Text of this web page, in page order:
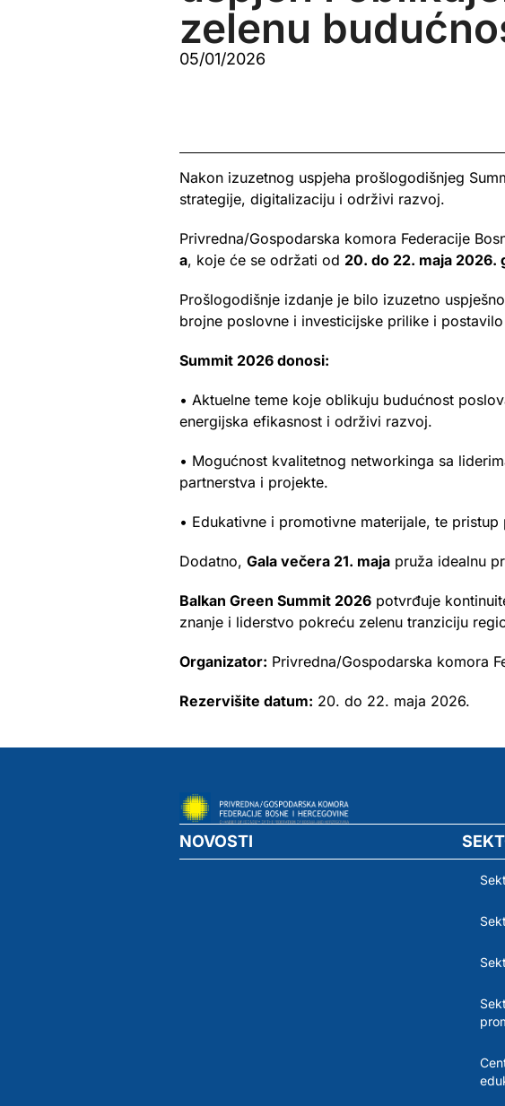
zelenu
05/01/2026
Nakon izuzetnog uspjeha prošlogodišnjeg
strategije, digitalizaciju i održivi razvoj.
Privredna/Gospodarska komora Federacije
a, koje će se održati od 20. do 22. maja 2026.
Prošlogodišnje izdanje je bilo izuzetno
brojne poslovne i investicijske prilike i
Summit 2026 donosi:
• Aktuelne teme koje oblikuju budućnost
energijska efikasnost i održivi razvoj.
• Mogućnost kvalitetnog networkinga sa
partnerstva i projekte.
• Edukativne i promotivne materijale, te
Dodatno, Gala večera 21. maja pruža idealnu
Balkan Green Summit 2026 potvrđuje
znanje i liderstvo pokreću zelenu tranziciju
Organizator: Privredna/Gospodarska komora
Rezervišite datum: 20. do 22. maja 2026.
NOVOSTI